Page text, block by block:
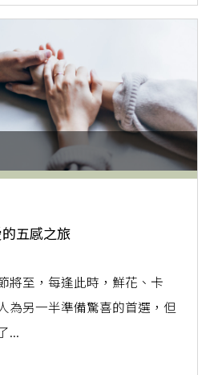
五感之旅
將至，每逢此時，鮮花、卡
為另一半準備驚喜的首選，但
...